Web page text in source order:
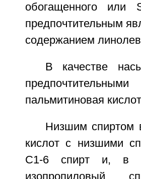
обогащенного или
предпочтительным
содержанием
В качестве
пальмитиновая
Низшим спиртом
кислот с низшими
С1-6 спирт и, в
изопропиловый